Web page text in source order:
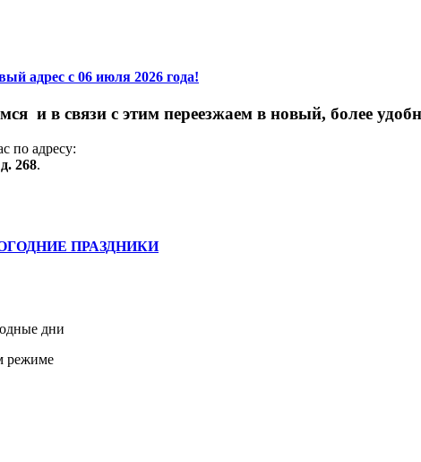
адрес с 06 июля 2026 года!
и в связи с этим переезжаем в новый, более
по адресу:
д. 268.
ПРАЗДНИКИ
дни
режиме